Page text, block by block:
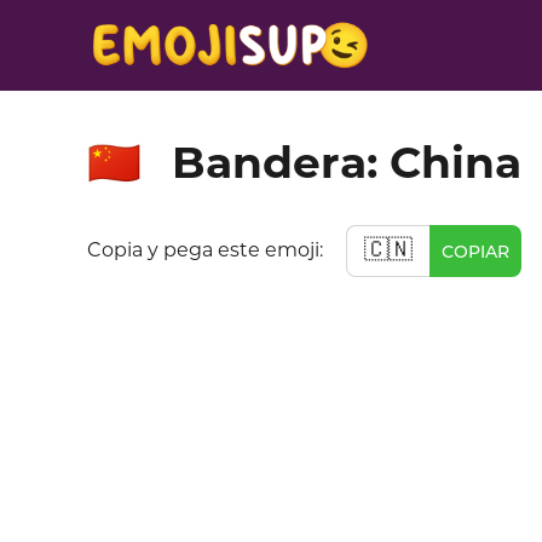
🇨🇳 Bandera: China
Copia y pega este emoji: 🇨🇳 COPIAR